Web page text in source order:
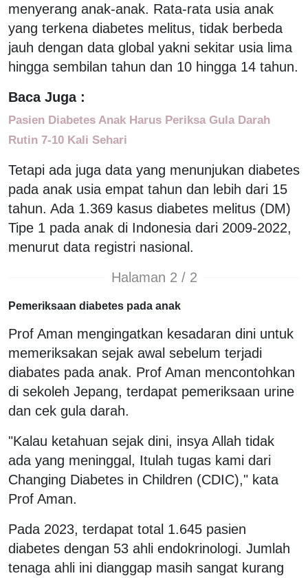
menyerang anak-anak. Rata-rata usia anak
yang terkena diabetes melitus, tidak berbeda
jauh dengan data global yakni sekitar usia lima
hingga sembilan tahun dan 10 hingga 14 tahun.
Baca Juga :
Pasien Diabetes Anak Harus Periksa Gula Darah
Rutin 7-10 Kali Sehari
Tetapi ada juga data yang menunjukan diabetes
pada anak usia empat tahun dan lebih dari 15
tahun. Ada 1.369 kasus diabetes melitus (DM)
Tipe 1 pada anak di Indonesia dari 2009-2022,
menurut data registri nasional.
Halaman 2 / 2
Pemeriksaan diabetes pada anak
Prof Aman mengingatkan kesadaran dini untuk
memeriksakan sejak awal sebelum terjadi
diabates pada anak. Prof Aman mencontohkan
di sekoleh Jepang, terdapat pemeriksaan urine
dan cek gula darah.
"Kalau ketahuan sejak dini, insya Allah tidak
ada yang meninggal, Itulah tugas kami dari
Changing Diabetes in Children (CDIC)," kata
Prof Aman.
Pada 2023, terdapat total 1.645 pasien
diabetes dengan 53 ahli endokrinologi. Jumlah
tenaga ahli ini dianggap masih sangat kurang